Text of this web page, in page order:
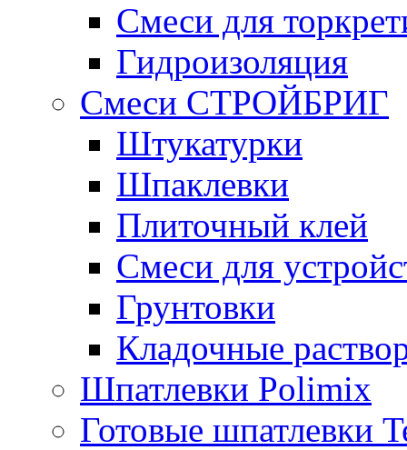
Смеси для
Гидроизоляция
Смеси СТРОЙБРИГ
Штукатурки
Шпаклевки
Плиточный клей
Смеси для
Грунтовки
Кладочные
Шпатлевки Polimix
Готовые шпатлевки